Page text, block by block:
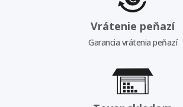
Vrátenie peňazí
Garancia vrátenia peňazí